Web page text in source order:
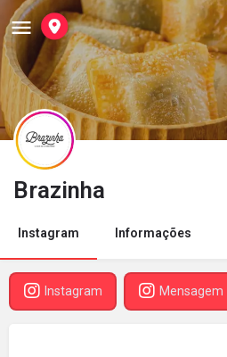
Brazinha
Instagram Informações
Instagram Mensagem